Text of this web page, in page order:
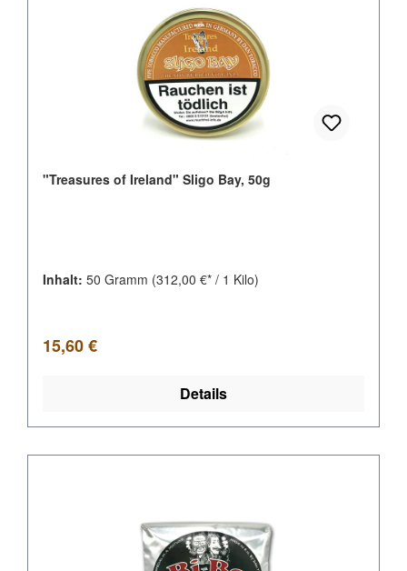
"Treasures of Ireland" Sligo Bay, 50g
Inhalt: 50 Gramm (312,00 €* / 1 Kilo)
Regulärer Preis:
15,60 €
Details